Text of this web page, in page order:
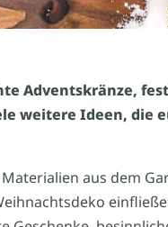
Adventskränze,
weitere Ideen, die
aus dem